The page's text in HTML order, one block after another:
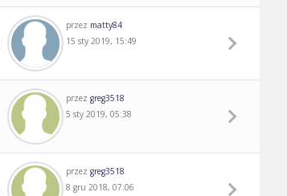
przez matty84
15 sty 2019, 15:49
przez greg3518
5 sty 2019, 05:38
przez greg3518
8 gru 2018, 07:06